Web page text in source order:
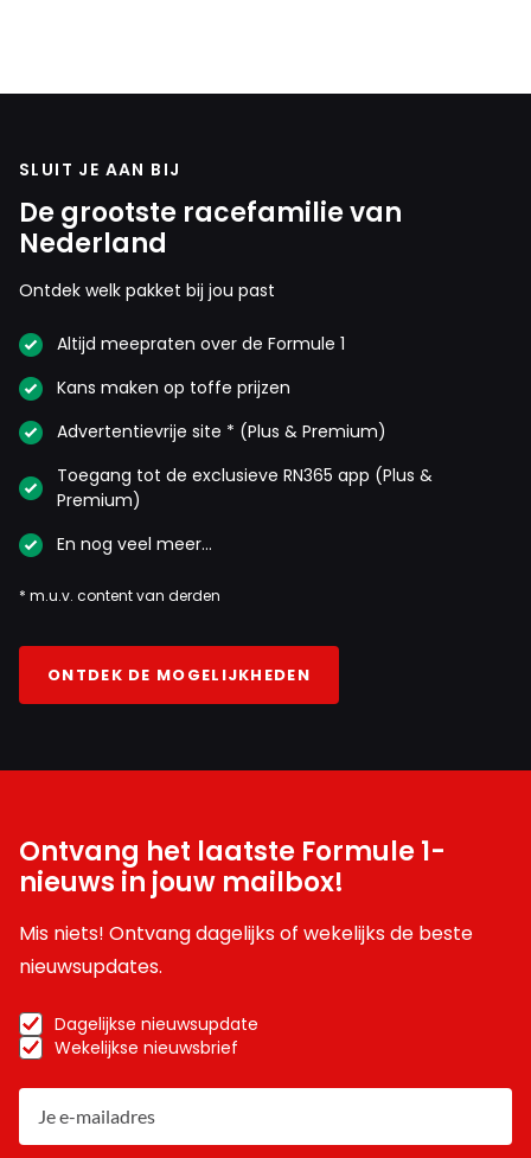
SLUIT JE AAN BIJ
De grootste racefamilie van
Nederland
Ontdek welk pakket bij jou past
Altijd meepraten over de Formule 1
Kans maken op toffe prijzen
Advertentievrije site * (Plus & Premium)
Toegang tot de exclusieve RN365 app (Plus &
Premium)
En nog veel meer…
* m.u.v. content van derden
ONTDEK DE MOGELIJKHEDEN
Ontvang het laatste Formule 1-
nieuws in jouw mailbox!
Mis niets! Ontvang dagelijks of wekelijks de beste
nieuwsupdates.
Dagelijkse nieuwsupdate
Wekelijkse nieuwsbrief